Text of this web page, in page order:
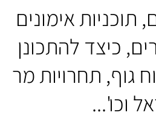
תוכניות אימונים
כיצד להתכונן
גוף, תחרויות מר
וכו'...